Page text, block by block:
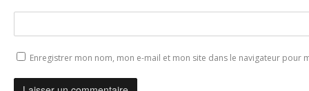
Enregistrer mon nom, mon e-mail et mon site dans le navigateur pour